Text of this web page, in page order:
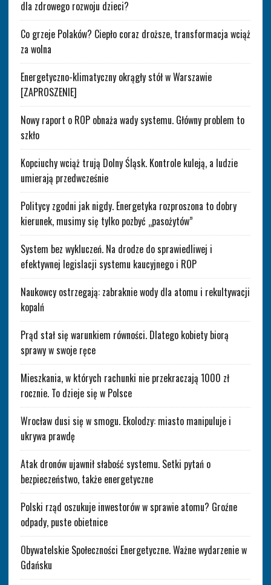
dla zdrowego rozwoju dzieci?
Co grzeje Polaków? Ciepło coraz droższe, transformacja wciąż
za wolna
Energetyczno-klimatyczny okrągły stół w Warszawie
[ZAPROSZENIE]
Nowy raport o ROP obnaża wady systemu. Główny problem to
szkło
Kopciuchy wciąż trują Dolny Śląsk. Kontrole kuleją, a ludzie
umierają przedwcześnie
Politycy zgodni jak nigdy. Energetyka rozproszona to dobry
kierunek, musimy się tylko pozbyć „pasożytów”
System bez wykluczeń. Na drodze do sprawiedliwej i
efektywnej legislacji systemu kaucyjnego i ROP
Naukowcy ostrzegają: zabraknie wody dla atomu i rekultywacji
kopalń
Prąd stał się warunkiem równości. Dlatego kobiety biorą
sprawy w swoje ręce
Mieszkania, w których rachunki nie przekraczają 1000 zł
rocznie. To dzieje się w Polsce
Wrocław dusi się w smogu. Ekolodzy: miasto manipuluje i
ukrywa prawdę
Atak dronów ujawnił słabość systemu. Setki pytań o
bezpieczeństwo, także energetyczne
Polski rząd oszukuje inwestorów w sprawie atomu? Groźne
odpady, puste obietnice
Obywatelskie Społeczności Energetyczne. Ważne wydarzenie w
Gdańsku